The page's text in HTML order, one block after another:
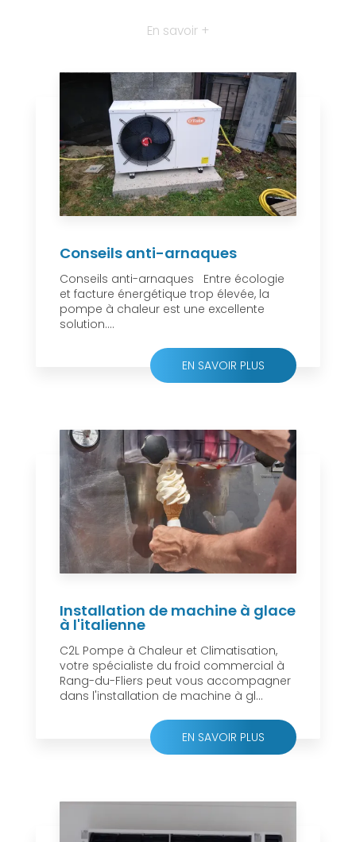
En savoir +
Conseils anti-arnaques
Conseils anti-arnaques Entre écologie
et facture énergétique trop élevée, la
pompe à chaleur est une excellente
solution....
EN SAVOIR PLUS
Installation de machine à glace
à l'italienne
C2L Pompe à Chaleur et Climatisation,
votre spécialiste du froid commercial à
Rang-du-Fliers peut vous accompagner
dans l'installation de machine à gl...
EN SAVOIR PLUS